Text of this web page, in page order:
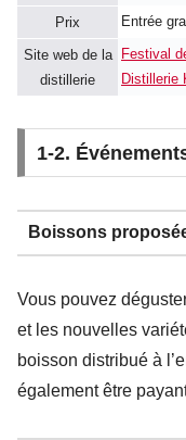
Prix
Entrée
Site web de la
distillerie
Festival
Distillerie
1-2.
Boissons
Vous pouvez
et les nouvelles
boisson distribué à
également être